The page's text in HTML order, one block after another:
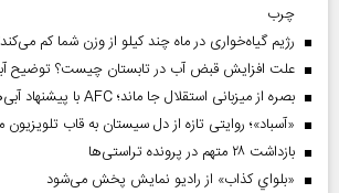
چرب
رژیم گیاه‌خواری در ماه چند کیلو از وزن شما کم
علت افزایش قبض آب در تابستان چیست؟ توضیح
بصره از میزبانی استقلال جا ماند؛ AFC با پیشنهاد آبی‌ها مخالفت کرد
«آسباد»؛ روایتی تازه از دل سیستان به قاب تلویزیون
بازداشت ۲۸ متهم در پرونده تراستی‌ها
«بلواي کذاب» از رادیو نمایش پخش می‌شود